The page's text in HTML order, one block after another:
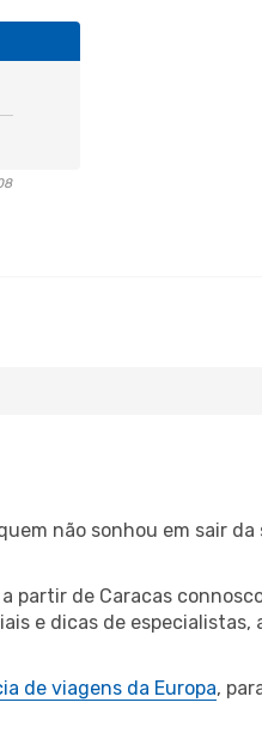
não sonhou em sair
partir de Caracas
e dicas de especialistas,
de viagens da Europa,